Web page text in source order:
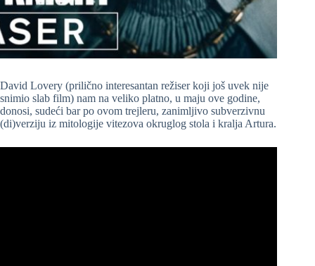
David Lovery (prilično interesantan režiser koji još uvek nije
snimio slab film) nam na veliko platno, u maju ove godine,
donosi, sudeći bar po ovom trejleru, zanimljivo subverzivnu
(di)verziju iz mitologije vitezova okruglog stola i kralja Artura.